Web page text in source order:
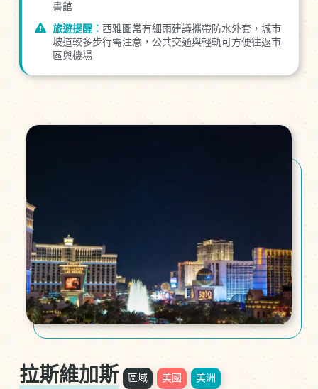
書館
旅遊提醒：西雅圖常有細雨建議攜帶防水外套，城市
坡道較多步行需注意，公共交通與輕軌可方便往返市
區與機場
拉斯維加斯 區域 美國 美洲